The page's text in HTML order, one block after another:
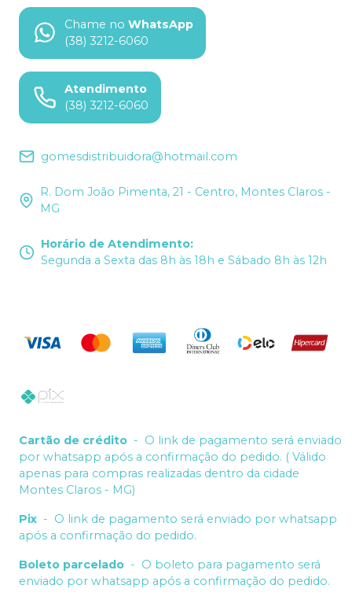
Chame no WhatsApp
(38) 3212-6060
Atendimento
(38) 3212-6060
gomesdistribuidora@hotmail.com
R. Dom João Pimenta, 21 - Centro, Montes Claros -
MG
Horário de Atendimento:
Segunda a Sexta das 8h às 18h e Sábado 8h às 12h
Cartão de crédito - O link de pagamento será enviado
por whatsapp após a confirmação do pedido. ( Válido
apenas para compras realizadas dentro da cidade
Montes Claros - MG)
Pix - O link de pagamento será enviado por whatsapp
após a confirmação do pedido.
Boleto parcelado - O boleto para pagamento será
enviado por whatsapp após a confirmação do pedido.